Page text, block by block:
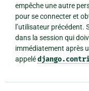
empêche une autre
pour se connecter et
l’utilisateur
dans la session qui
immédiatement après
appelé